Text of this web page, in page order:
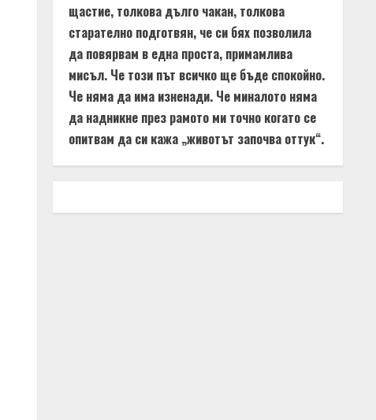
щастие, толкова дълго чакан, толкова
старателно подготвян, че си бях позволила
да повярвам в една проста, примамлива
мисъл. Че този път всичко ще бъде спокойно.
Че няма да има изненади. Че миналото няма
да надникне през рамото ми точно когато се
опитвам да си кажа „животът започва оттук“.